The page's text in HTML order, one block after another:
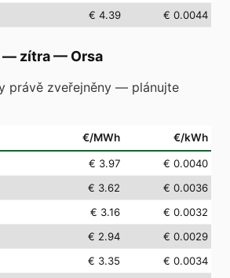
€ 4.39 € 0.0044
— zítra— Orsa
právě zveřejněny — plánujte
€/MWh €/kWh
€ 3.97
€ 0.0040
€ 3.62
€ 0.0036
€ 3.16
€ 0.0032
€ 2.94
€ 0.0029
€ 3.35
€ 0.0034